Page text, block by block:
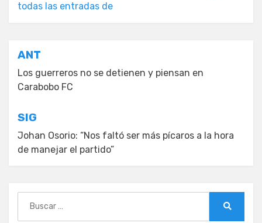
todas las entradas de
Navegación
de
entradas
ANT
Los guerreros no se detienen y piensan en
Carabobo FC
SIG
Johan Osorio: “Nos faltó ser más pícaros a la hora
de manejar el partido”